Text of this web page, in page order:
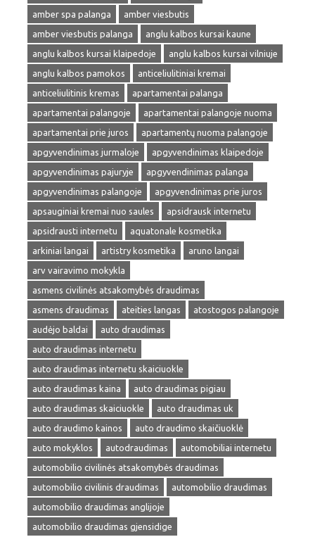
amber spa palanga
amber viesbutis
amber viesbutis palanga
anglu kalbos kursai kaune
anglu kalbos kursai klaipedoje
anglu kalbos kursai vilniuje
anglu kalbos pamokos
anticeliulitiniai kremai
anticeliulitinis kremas
apartamentai palanga
apartamentai palangoje
apartamentai palangoje nuoma
apartamentai prie juros
apartamentų nuoma palangoje
apgyvendinimas jurmaloje
apgyvendinimas klaipedoje
apgyvendinimas pajuryje
apgyvendinimas palanga
apgyvendinimas palangoje
apgyvendinimas prie juros
apsauginiai kremai nuo saules
apsidrausk internetu
apsidrausti internetu
aquatonale kosmetika
arkiniai langai
artistry kosmetika
aruno langai
arv vairavimo mokykla
asmens civilinės atsakomybės draudimas
asmens draudimas
ateities langas
atostogos palangoje
audėjo baldai
auto draudimas
auto draudimas internetu
auto draudimas internetu skaiciuokle
auto draudimas kaina
auto draudimas pigiau
auto draudimas skaiciuokle
auto draudimas uk
auto draudimo kainos
auto draudimo skaičiuoklė
auto mokyklos
autodraudimas
automobiliai internetu
automobilio civilinės atsakomybės draudimas
automobilio civilinis draudimas
automobilio draudimas
automobilio draudimas anglijoje
automobilio draudimas gjensidige